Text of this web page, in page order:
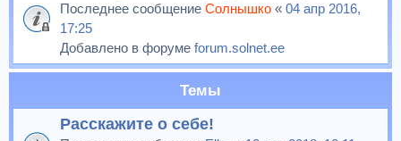
Последнее сообщение Солнышко « 04 апр 2016,
17:25
Добавлено в форуме forum.solnet.ee
Темы
Расскажите о себе!